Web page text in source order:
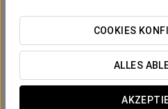
COOKIES
ALLES